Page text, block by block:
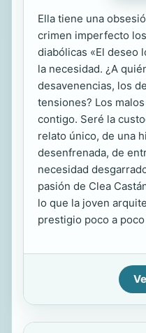
Ella tiene una
crimen imperfecto
diabólicas «El deseo
la necesidad. ¿A
desavenencias, los
tensiones? Los
contigo. Seré la
relato único, de una
desenfrenada, de
necesidad
pasión de Clea
lo que la joven
prestigio poco a